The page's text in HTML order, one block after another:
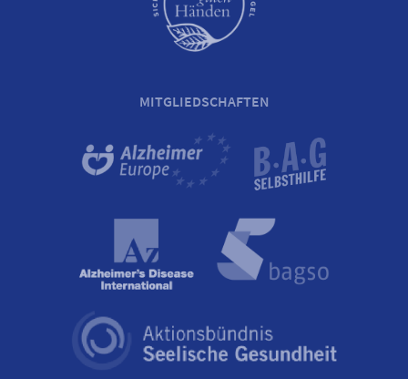
MITGLIEDSCHAFTEN